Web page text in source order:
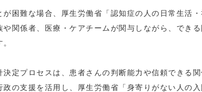
困難な場合、厚生労働省「認知症の人の日常生活
関係者、医療・ケアチームが関与しながら、でき
定プロセスは、患者さんの判断能力や信頼できる
の支援を活用し、厚生労働省「身寄りがない人の